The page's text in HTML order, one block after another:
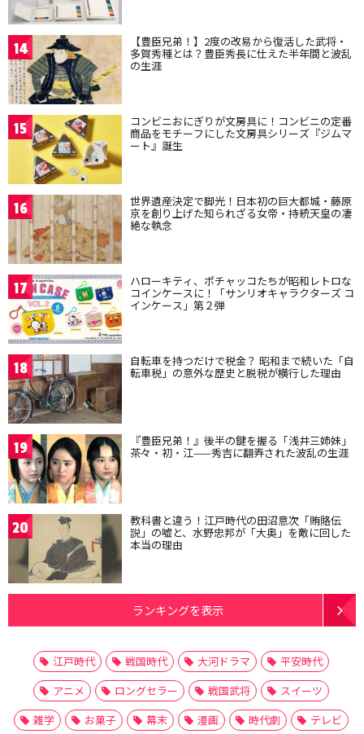
14 【豊臣兄弟！】2度の改易から復活した武将・
多賀秀種とは？豊臣秀長に仕えた半年間と波乱
の生涯
15 コンビニおにぎりが文房具に！コンビニの定番
商品をモチーフにした文房具シリーズ『ジムマ
ート』誕生
16 世界遺産決定で脚光！日本初の巨大都城・藤原
京を創り上げた知られざる女帝・持統天皇の凄
絶な執念
17 ハローキティ、ポチャッコたちが昭和レトロな
コインケースに！「サンリオキャラクターズ コ
インケース」第２弾
18 自転車を持つだけで税金？ 昭和まで続いた「自
転車税」の意外な歴史と脱税が横行した理由
19 『豊臣兄弟！』後半の鍵を握る「浅井三姉妹」
茶々・初・江——秀吉に翻弄された波乱の生涯
20 教科書と違う！江戸時代の田沼意次「賄賂伝
説」の嘘と、水野忠邦が「大奥」を敵に回した
本当の理由
ランキングを表示
江戸時代 戦国時代 大河ドラマ
平安時代
アニメ
ロングセラー 戦国武将
スイーツ
雑学
お菓子 幕末 漫画 時代劇
テレビ